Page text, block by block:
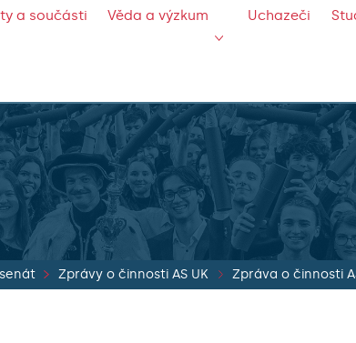
a součásti Věda a výzkum Uchazeči
Zprávy o činnosti AS UK Zpráva o činnosti